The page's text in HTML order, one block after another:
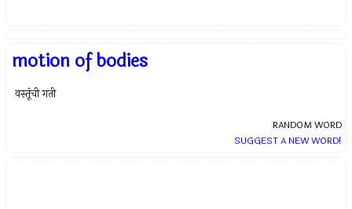
motion of bodies
वस्तूंची गती
RANDOM WORD
SUGGEST A NEW WORD!